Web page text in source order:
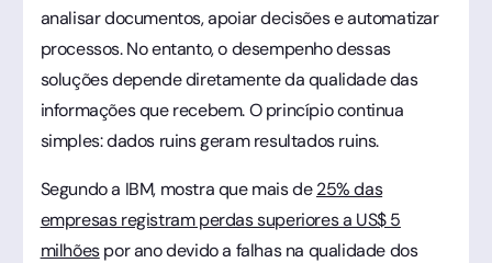
analisar documentos, apoiar decisões e automatizar
processos. No entanto, o desempenho dessas
soluções depende diretamente da qualidade das
informações que recebem. O princípio continua
simples: dados ruins geram resultados ruins.
Segundo a IBM, mostra que mais de25% das
empresas registram perdas superiores a US$ 5
milhõespor ano devido a falhas na qualidade dos